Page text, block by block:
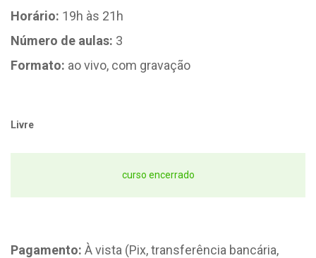
Horário: 19h às 21h
Número de aulas: 3
Formato: ao vivo, com gravação
Livre
curso encerrado
Pagamento: À vista (Pix, transferência bancária,